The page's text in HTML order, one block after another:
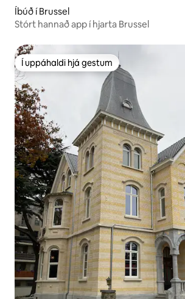
Íbúð í Brussel
Stórt hannað app í hjarta Brussel
Í uppáhaldi hjá gestum
Í uppáhaldi hjá gestum